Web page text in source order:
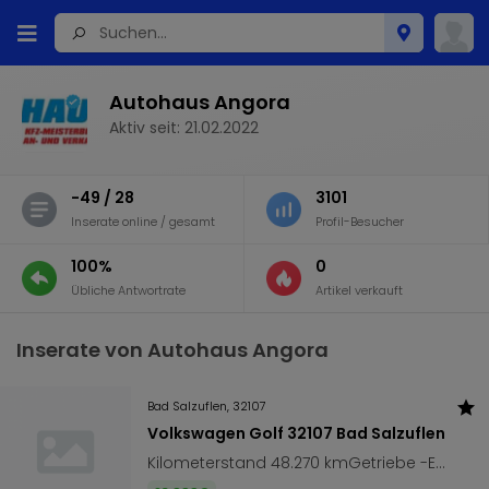
Autohaus Angora
Aktiv seit: 21.02.2022
-49 / 28
Inserate online / gesamt
3101
Profil-Besucher
100%
Übliche Antwortrate
0
Artikel verkauft
Inserate von Autohaus Angora
Bad Salzuflen, 32107
Volkswagen Golf 32107 Bad Salzuflen
Kilometerstand 48.270 kmGetriebe -Erstzulassung 03/2020Kraftstoff ElektroLeistung 100 kW (136 PS)Verkäufer HändlerFahrzeugbeschreibungTechnisch einwandfreier ZustandFahrzeug aus erster HandHU NEUScheckheftgepflegt (Service-Nachweise)Ladekabel mit Schukostecker12 Volt-SteckdoseSonderausstattung:Diebstahl-Warnanlage mit InnenraumabsicherungFahrassistenz-System: Autom. Distanzregelung (ACC inkl. Stop&Go-Funktion) mit Umfeldbeobachtungssystem (Front assist)Frontscheibe heizbar (drahtlos) und infrarot-reflektierendLicht- und Sicht-Paket 1LM-Felgen 7x17 (Madrid, Anthrazit, glanzgedreht)Metallic-LackierungSchließ-/Startsystem Keyless AccessSchnellladevorrichtung (CCS-Ladedose)Verglasung hinten abgedunkelt (65 %)Winter-PaketSerienausstattung:3-Punkt-Sicherheitsgurt hinten mitteAbbiegelichtAirbag Beifahrerseite abschaltbarAirbag Fahrer-/BeifahrerseiteAnti-Blockier-System (ABS)Antriebs-Schlupfregelung (ASR)Antriebsart: FrontantriebAudio-Navigationssystem Discover Pro (Touchscreen, CD/DVD, MP3, Festplattenspeicher, Bluetooth)Ausstattung e-GolfAuto-Hold-FunktionAußenspiegel asphärisch, linksAußenspiegel elektr. verstell- und heizbarAußenspiegel elektr. verstellbar, mit MemoryAußenspiegel konvex, rechtsAußenspiegel lackiertAußenspiegel mit autom. Absenkfunktion, rechtsBlinkleuchte in Außenspiegel integriertBremsassistentChrom-Paket (1)DachspoilerDoppeltonhornElektromotor 100 kWElektron. Differentialsperre (EDS)Elektron. Differentialsperre (XDS)Elektron. Stabilitäts-Programm (ESP)Fahrassistenz-System: Anhänger-Stabilisierungs-ProgrammFahrassistenz-System: Berganfahr-AssistentFahrassistenz-System: FahrprofilauswahlFahrassistenz-System: Müdigkeitserkennungs-SensorFahrassistenz-System: Umfeldbeobachtungssystem (Front assist) mit City-NotbremsfunktionFensterheber elektrischFunkschlüssel (2) klappbarGetriebe für ElektrofahrzeugHandschuhfach mit KühlfunktionHeckleuchten LEDHeckscheibenwischerInnenausstattung: Dekoreinlagen New Brushed Dark MetalIsofix-Aufnahmen für Kindersitz an RücksitzKarosserie: 5-türigKlimaanlage Climatronic 2-ZonenKnieairbag FahrerseiteKopf-Airbag-System vorn und hinten inkl. Seitenairbag vornKopfstützen hinten (3-fach)Ladekabel mit SchukosteckerLendenwirbelstütze Sitz vorn linksLendenwirbelstütze Sitz vorn rechtsLenkrad (Leder) mit MultifunktionLenksäule (Lenkrad) mechan. verstellbar, Höhen-/LängsverstellungLeseleuchten vornMobile Online Dienste VW ConnectModellpflegeMultifunktionsanzeige Premium (Farbdisplay)NebelschlussleuchteNichtraucher-PaketNotrufsystemPark-Distance-Control (vorn und hinten)Parkbremse elektrischReifen-ReparaturkitReifenkontroll-AnzeigeRücksitzlehne geteiltSchalt-/Wählhebelgriff LederScheinwerfer LEDServolenkung elektro-mechanisch und geschwindigkeitsabhängigSicherheitsgurte vorn mit Gurtstraffer, höhenverstellbarSitz vorn links höhenverstellbarSitzbezug / Polsterung: StoffStabilisator vornStoßfänger Sport-Design, lackiertTagfahrlicht LEDTextilfussmattenTürgriffe außen WagenfarbeWarnanlage für Sicherheitsgurte vornWegfahrsperre (elektronisch)Zentralverriegelung mit Fernbedienung